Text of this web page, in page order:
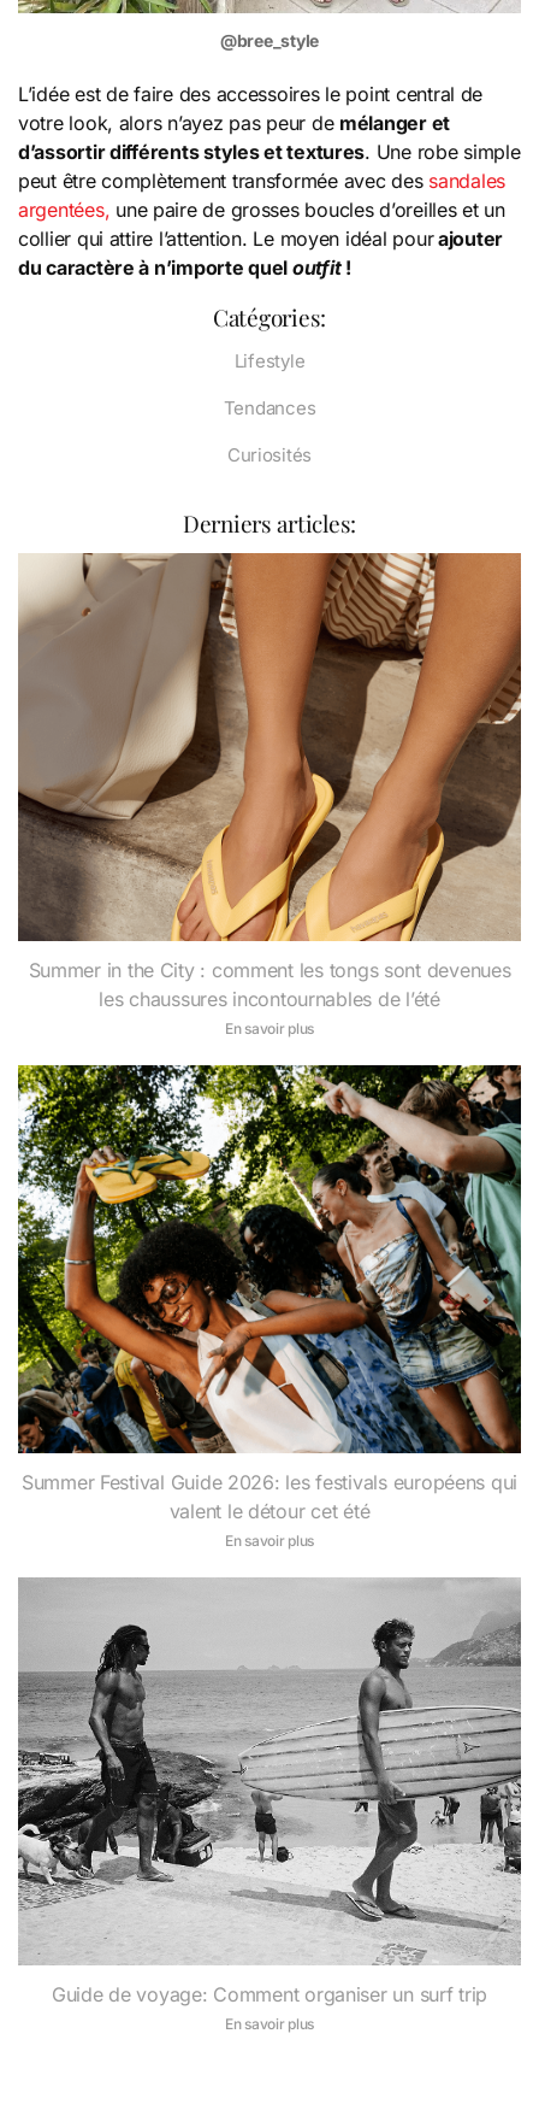
@bree_style
L’idée est de faire des accessoires le point central de
votre look, alors n’ayez pas peur de mélanger et
d’assortir différents styles et textures. Une robe simple
peut être complètement transformée avec des sandales
argentées, une paire de grosses boucles d’oreilles et un
collier qui attire l’attention. Le moyen idéal pourajouter
du caractère à n’importe quel outfit!
Catégories:
Lifestyle
Tendances
Curiosités
Derniers articles:
Summer in the City : comment les tongs sont devenues
les chaussures incontournables de l’été
En savoir plus
Summer Festival Guide 2026: les festivals européens qui
valent le détour cet été
En savoir plus
Guide de voyage: Comment organiser un surf trip
En savoir plus